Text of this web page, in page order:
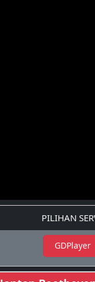
PILIHAN
GDPlayer